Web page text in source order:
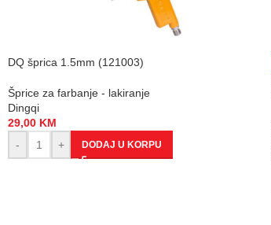
DQ šprica 1.5mm (121003)
Šprice za farbanje - lakiranje
Dingqi
29,00 KM
-
+ DODAJ U KORPU